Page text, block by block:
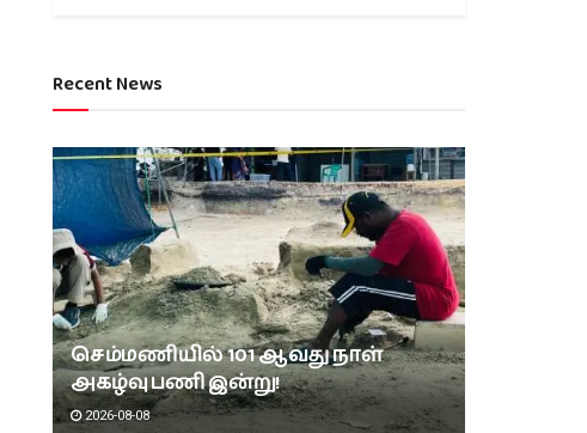
Recent News
செம்மணியில் 101 ஆவது நாள்
அகழ்வு பணி இன்று!
2026-08-08